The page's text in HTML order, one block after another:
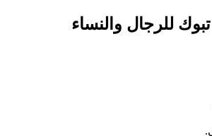
للرجال والنساء